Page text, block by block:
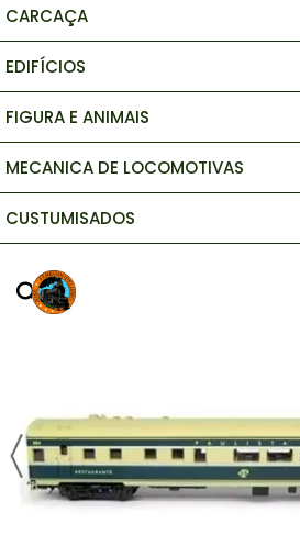
CARCAÇA
EDIFÍCIOS
FIGURA E ANIMAIS
MECANICA DE LOCOMOTIVAS
CUSTUMISADOS